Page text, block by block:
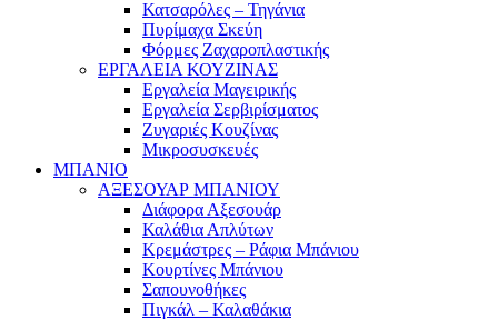
Κατσαρόλες – Τηγάνια
Πυρίμαχα Σκεύη
Φόρμες Ζαχαροπλαστικής
ΕΡΓΑΛΕΙΑ ΚΟΥΖΙΝΑΣ
Εργαλεία Μαγειρικής
Εργαλεία Σερβιρίσματος
Ζυγαριές Κουζίνας
Μικροσυσκευές
ΜΠΑΝΙΟ
ΑΞΕΣΟΥΑΡ ΜΠΑΝΙΟΥ
Διάφορα Αξεσουάρ
Καλάθια Απλύτων
Κρεμάστρες – Ράφια Μπάνιου
Κουρτίνες Μπάνιου
Σαπουνοθήκες
Πιγκάλ – Καλαθάκια